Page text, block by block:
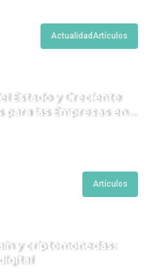
Actualidad Artículos
Estado y Creciente
para las Empresas en
Artículos
y criptomonedas: